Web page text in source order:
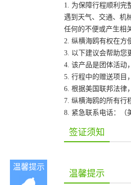
1. 为保障行程顺利完
遇到天气、交通、机
任何的不便或产生相
2. 纵横海鸥有权在方
3. 以下建议会帮助您
4. 该产品是团体活动
5. 行程中的赠送项目
6. 根据美国联邦法律
7. 纵横海鸥的所有行
8. 紧急联系电话：（
签证须知
温馨提示
温馨提示